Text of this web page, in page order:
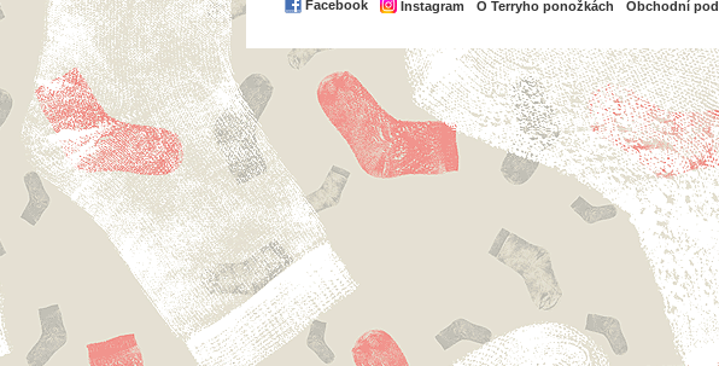
Facebook Instagram O Terryho ponožkách Obchodní